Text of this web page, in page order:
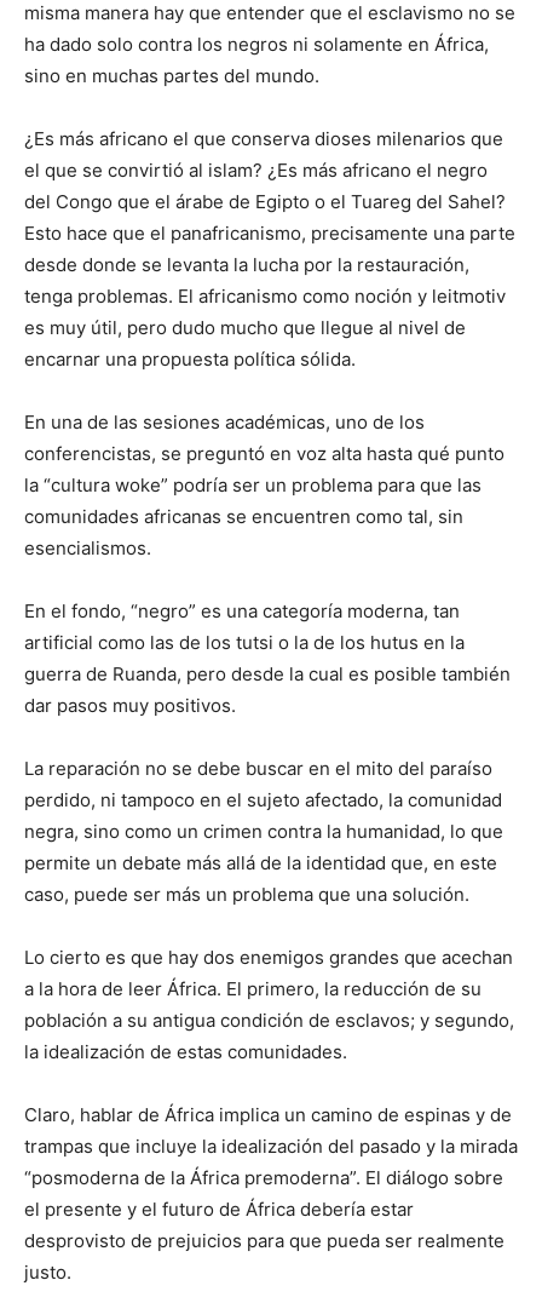
misma manera hay que entender que el esclavismo no se
ha dado solo contra los negros ni solamente en África,
sino en muchas partes del mundo.
¿Es más africano el que conserva dioses milenarios que
el que se convirtió al islam? ¿Es más africano el negro
del Congo que el árabe de Egipto o el Tuareg del Sahel?
Esto hace que el panafricanismo, precisamente una parte
desde donde se levanta la lucha por la restauración,
tenga problemas. El africanismo como noción y leitmotiv
es muy útil, pero dudo mucho que llegue al nivel de
encarnar una propuesta política sólida.
En una de las sesiones académicas, uno de los
conferencistas, se preguntó en voz alta hasta qué punto
la “cultura woke” podría ser un problema para que las
comunidades africanas se encuentren como tal, sin
esencialismos.
En el fondo, “negro” es una categoría moderna, tan
artificial como las de los tutsi o la de los hutus en la
guerra de Ruanda, pero desde la cual es posible también
dar pasos muy positivos.
La reparación no se debe buscar en el mito del paraíso
perdido, ni tampoco en el sujeto afectado, la comunidad
negra, sino como un crimen contra la humanidad, lo que
permite un debate más allá de la identidad que, en este
caso, puede ser más un problema que una solución.
Lo cierto es que hay dos enemigos grandes que acechan
a la hora de leer África. El primero, la reducción de su
población a su antigua condición de esclavos; y segundo,
la idealización de estas comunidades.
Claro, hablar de África implica un camino de espinas y de
trampas que incluye la idealización del pasado y la mirada
“posmoderna de la África premoderna”. El diálogo sobre
el presente y el futuro de África debería estar
desprovisto de prejuicios para que pueda ser realmente
justo.